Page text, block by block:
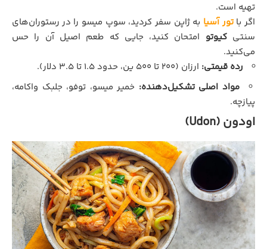
تهیه است.
اگر باتور آسیا به ژاپن سفر کردید، سوپ میسو را در رستوران‌های
سنتی کیوتو امتحان کنید، جایی که طعم اصیل آن را حس
می‌کنید.
رده قیمتی: ارزان (۲۰۰ تا ۵۰۰ ین، حدود ۱.۵ تا ۳.۵ دلار).
مواد اصلی تشکیل‌دهنده: خمیر میسو، توفو، جلبک واکامه،
پیازچه.
اودون (Udon)